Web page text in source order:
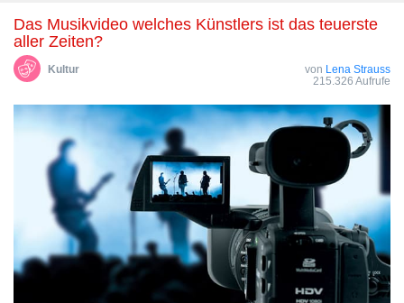
Das Musikvideo welches Künstlers ist das teuerste
aller Zeiten?
Kultur von Lena Strauss
215.326 Aufrufe